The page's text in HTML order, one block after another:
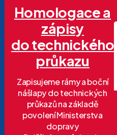
Homologace a
zápisy
do technického
průkazu
Zapisujeme rámy a boční
nášlapy do technických
průkazů na základě
povolení Ministerstva
dopravy